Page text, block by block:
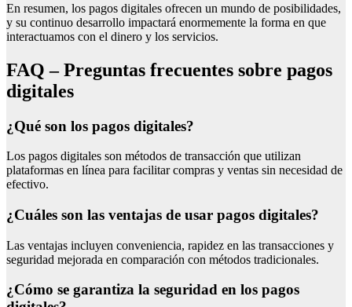
En resumen, los pagos digitales ofrecen un mundo de posibilidades,
y su continuo desarrollo impactará enormemente la forma en que
interactuamos con el dinero y los servicios.
FAQ – Preguntas frecuentes sobre pagos
digitales
¿Qué son los pagos digitales?
Los pagos digitales son métodos de transacción que utilizan
plataformas en línea para facilitar compras y ventas sin necesidad de
efectivo.
¿Cuáles son las ventajas de usar pagos digitales?
Las ventajas incluyen conveniencia, rapidez en las transacciones y
seguridad mejorada en comparación con métodos tradicionales.
¿Cómo se garantiza la seguridad en los pagos